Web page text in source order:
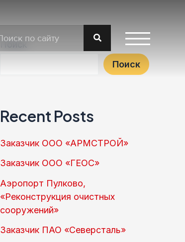
Поиск
Поиск
Recent Posts
Заказчик ООО «АРМСТРОЙ»
Заказчик ООО «ГЕОС»
Аэропорт Пулково,
«Реконструкция очистных
сооружений»
Заказчик ПАО «Северсталь»